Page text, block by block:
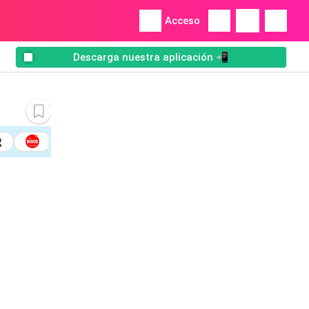
Acceso
Descarga nuestra aplicación 📲